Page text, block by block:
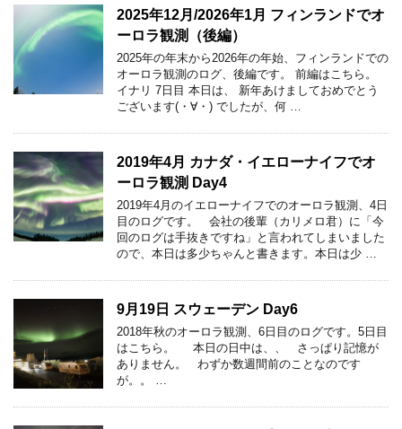
2025年12月/2026年1月 フィンランドでオ
ーロラ観測（後編）
2025年の年末から2026年の年始、フィンランドでの
オーロラ観測のログ、後編です。 前編はこちら。
イナリ 7日目 本日は、 新年あけましておめでとう
ございます(・∀・) でしたが、何 …
2019年4月 カナダ・イエローナイフでオ
ーロラ観測 Day4
2019年4月のイエローナイフでのオーロラ観測、4日
目のログです。 会社の後輩（カリメロ君）に「今
回のログは手抜きですね」と言われてしまいました
ので、本日は多少ちゃんと書きます。本日は少 …
9月19日 スウェーデン Day6
2018年秋のオーロラ観測、6日目のログです。5日目
はこちら。 本日の日中は、、 さっぱり記憶が
ありません。 わずか数週間前のことなのです
が。。 …